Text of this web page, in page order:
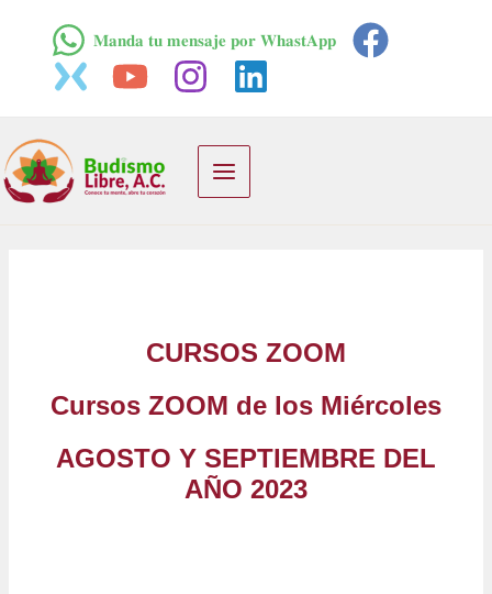
contenido
𝐌𝐚𝐧𝐝𝐚 𝐭𝐮 𝐦𝐞𝐧𝐬𝐚𝐣𝐞 𝐩𝐨𝐫 𝐖𝐡𝐚𝐬𝐭𝐀𝐩𝐩
Main
CURSOS ZOOM
Cursos ZOOM de los Miércoles
AGOSTO Y SEPTIEMBRE DEL
AÑO 2023